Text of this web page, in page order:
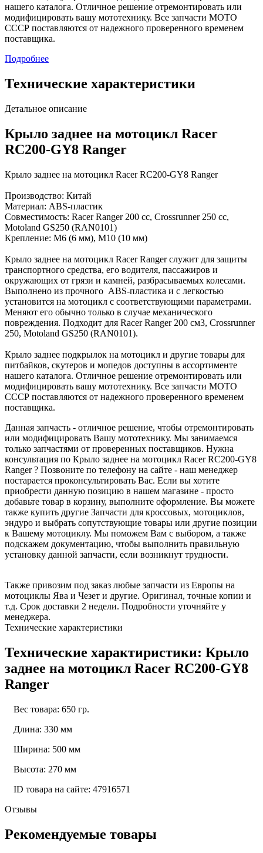
нашего каталога. Отличное решение отремонтировать или
модифицировать вашу мототехнику. Все запчасти МОТО
СССР поставляются от надежного проверенного временем
поставщика.
Подробнее
Технические характеристики
Детальное описание
Крыло заднее на мотоцикл Racer
RC200-GY8 Ranger
Крыло заднее на мотоцикл Racer RC200-GY8 Ranger
Производство: Китай
Материал: ABS-пластик
Совместимость: Racer Ranger 200 сс, Crossrunner 250 сс,
Motoland GS250 (RAN0101)
Крепление: М6 (6 мм), М10 (10 мм)
Крыло заднее на мотоцикл Racer Ranger служит для защиты
транспортного средства, его водителя, пассажиров и
окружающих от грязи и камней, разбрасываемых колесами.
Выполнено из прочного ABS-пластика и с легкостью
установится на мотоцикл с соответствующими параметрами.
Меняют его обычно только в случае механического
повреждения. Подходит для Racer Ranger 200 см3, Crossrunner
250, Motoland GS250 (RAN0101).
Крыло заднее подкрылок на мотоцикл и другие товары для
питбайков, скутеров и мопедов доступны в ассортименте
нашего каталога. Отличное решение отремонтировать или
модифицировать вашу мототехнику. Все запчасти МОТО
СССР поставляются от надежного проверенного временем
поставщика.
Данная запчасть - отличное решение, чтобы отремонтировать
или модифицировать Вашу мототехнику. Мы занимаемся
только запчастями от проверенных поставщиков. Нужна
консультация по Крыло заднее на мотоцикл Racer RC200-GY8
Ranger ? Позвоните по телефону на сайте - наш менеджер
постарается проконсультировать Вас. Если вы хотите
приобрести данную позицию в нашем магазине - просто
добавьте товар в корзину, выполните оформление. Вы можете
также купить другие Запчасти для кроссовых, мотоциклов,
эндуро и выбрать сопутствующие товары или другие позиции
к Вашему мотоциклу. Мы поможем Вам с выбором, а также
подскажем документацию, чтобы выполнить правильную
установку данной запчасти, если возникнут трудности.
Также привозим под заказ любые запчасти из Европы на
мотоциклы Ява и Чезет и другие. Оригинал, точные копии и
т.д. Срок доставки 2 недели. Подробности уточняйте у
менеджера.
Технические характеристики
Технические характиристики: Крыло
заднее на мотоцикл Racer RC200-GY8
Ranger
Вес товара: 650 гр.
Длина: 330 мм
Ширина: 500 мм
Высота: 270 мм
ID товара на сайте: 47916571
Отзывы
Рекомендуемые товары